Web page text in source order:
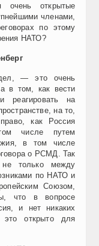
очень открытые
членами,
по этому
НАТО?
— это очень
в том, как вести
реагировать на
на то,
как Россия
числе путем
в том числе
о РСМД. Так
только между
по НАТО и
Союзом,
что в вопросе
и нет никаких
это открыто для